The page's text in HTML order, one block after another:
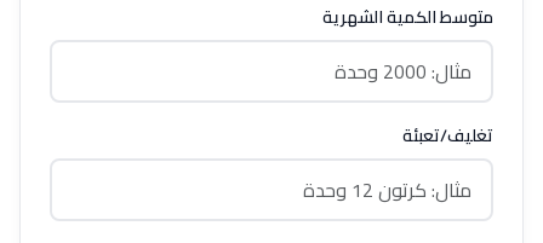
متوسط الكمية الشهرية
تغليف/تعبئة